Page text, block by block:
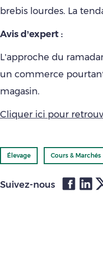
brebis lourdes. La
Avis d’expert :
L’approche du
un commerce
magasin.
Cliquer ici pour
Élevage Cours & Marchés
Suivez-nous